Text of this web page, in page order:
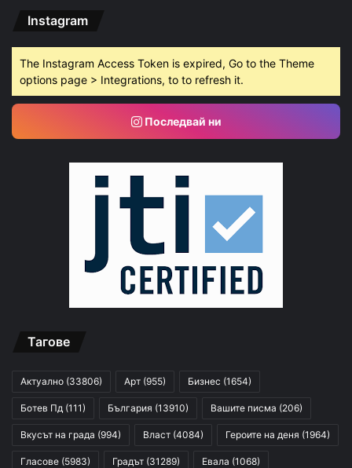
Instagram
The Instagram Access Token is expired, Go to the Theme
options page > Integrations, to to refresh it.
Последвай ни
Тагове
Актуално (33806) Арт (955) Бизнес (1654)
Ботев Пд (111) България (13910) Вашите писма (206)
Вкусът на града (994) Власт (4084) Героите на деня (1964)
Гласове (5983) Градът (31289) Евала (1068)